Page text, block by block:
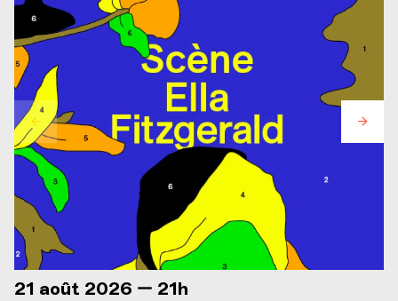
21 août 2026 — 21h